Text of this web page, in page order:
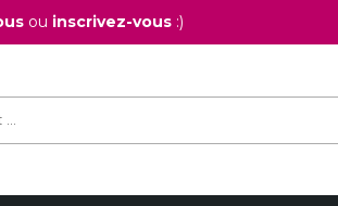
ou inscrivez-vous :)